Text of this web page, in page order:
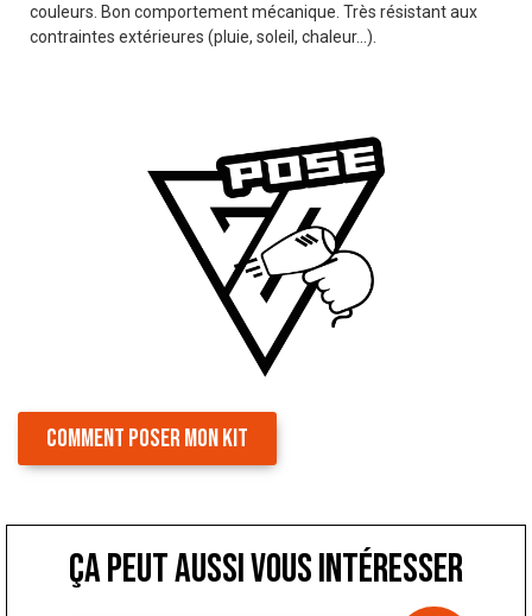
couleurs. Bon comportement mécanique. Très résistant aux
contraintes extérieures (pluie, soleil, chaleur…).
COMMENT POSER MON KIT
ça peut aussi vous intéresser